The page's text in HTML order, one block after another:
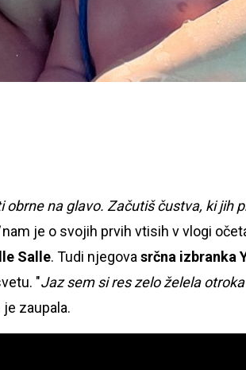
na glavo. Začutiš čustva, ki jih
nam je o svojih prvih vtisih v vlogi
Salle. Tudi njegova srčna izbranka
"Jaz sem si res zelo želela
je zaupala.